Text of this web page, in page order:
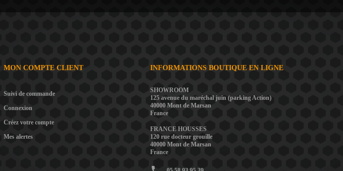
MON COMPTE CLIENT
Suivi de commande
Connexion
Créez votre compte
Mes alertes
INFORMATIONS BOUTIQUE EN LIGNE
SHOWROOM
125 avenue du maréchal juin (parking Action)
40000 Mont de Marsan
France
FRANCE HOUSSES
120 rue docteur grouille
40000 Mont de Marsan
France